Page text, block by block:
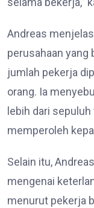
Andreas
perusahaan yang
jumlah pekerja
orang. Ia
lebih dari
memperoleh
Selain itu,
mengenai
menurut pekerja